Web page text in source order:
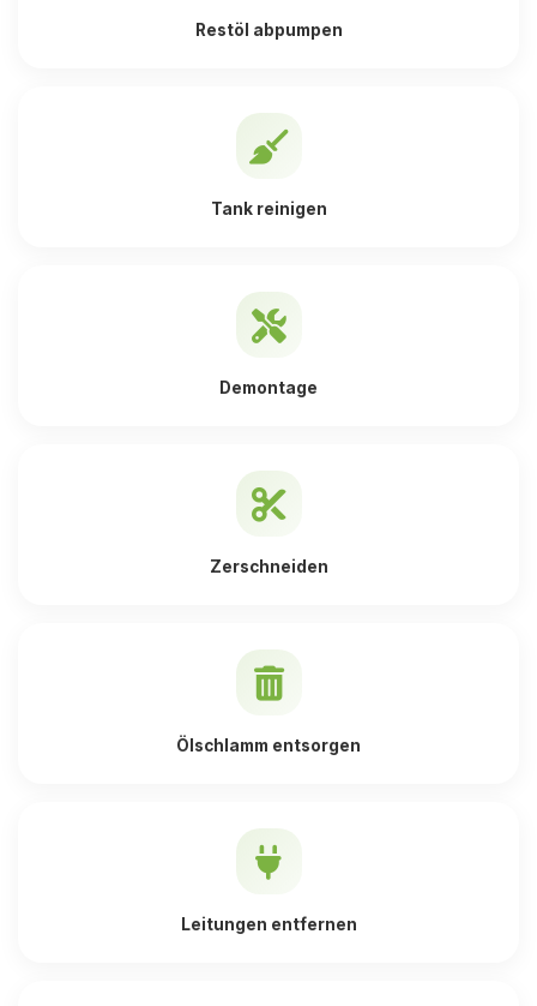
Restöl abpumpen
Tank reinigen
Demontage
Zerschneiden
Ölschlamm entsorgen
Leitungen entfernen